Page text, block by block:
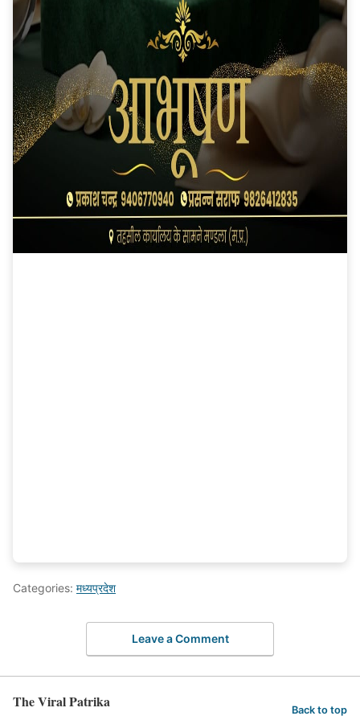
Categories: मध्यप्रदेश
Leave a Comment
The Viral Patrika Back to top